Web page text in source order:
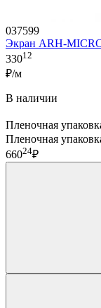
037599
Экран ARH-
33012
₽/м
В наличии
Пленочная
Пленочная
66024₽